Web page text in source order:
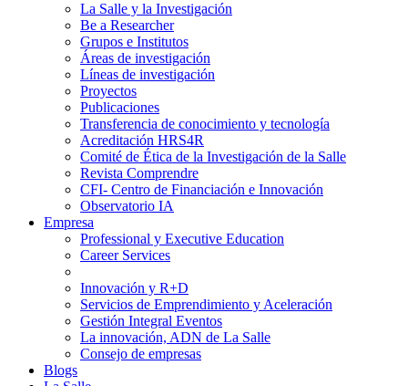
La Salle y la Investigación
Be a Researcher
Grupos e Institutos
Áreas de investigación
Líneas de investigación
Proyectos
Publicaciones
Transferencia de conocimiento y tecnología
Acreditación HRS4R
Comité de Ética de la Investigación de la Salle
Revista Comprendre
CFI- Centro de Financiación e Innovación
Observatorio IA
Empresa
Professional y Executive Education
Career Services
Innovación y R+D
Servicios de Emprendimiento y Aceleración
Gestión Integral Eventos
La innovación, ADN de La Salle
Consejo de empresas
Blogs